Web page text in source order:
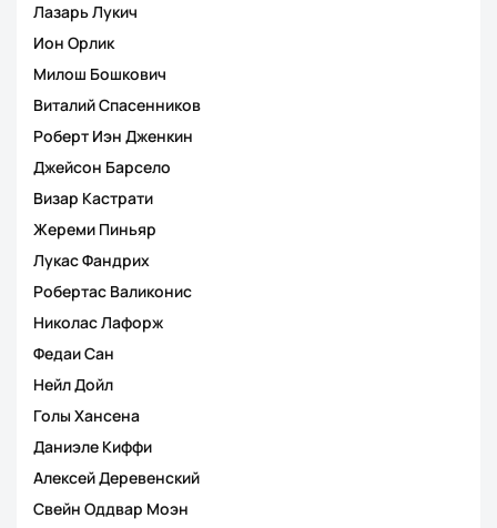
Лазарь Лукич
Ион Орлик
Милош Бошкович
Виталий Спасенников
Роберт Иэн Дженкин
Джейсон Барсело
Визар Кастрати
Жереми Пиньяр
Лукас Фандрих
Робертас Валиконис
Николас Лафорж
Федаи Сан
Нейл Дойл
Голы Хансена
Даниэле Киффи
Алексей Деревенский
Свейн Оддвар Моэн